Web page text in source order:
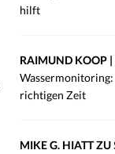
hilft
RAIMUND KOOP |
Wassermonitoring:
richtigen Zeit
MIKE G. HIATT ZU